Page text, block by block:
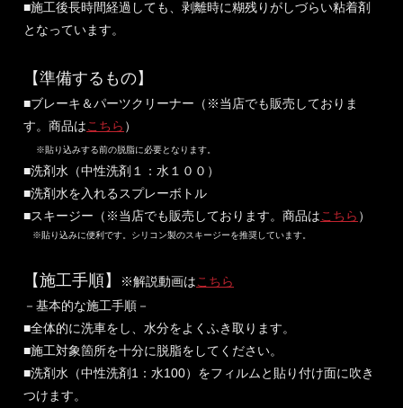
■施工後長時間経過しても、剥離時に糊残りがしづらい粘着剤
となっています。
【準備するもの】
■ブレーキ＆パーツクリーナー（※当店でも販売しておりま
す。商品はこちら ）
※貼り込みする前の脱脂に必要となります。
■洗剤水（中性洗剤１：水１００）
■洗剤水を入れるスプレーボトル
■スキージー（※当店でも販売しております。商品はこちら ）
※貼り込みに便利です。シリコン製のスキージーを推奨しています。
【施工手順】 ※解説動画はこちら
－基本的な施工手順－
■全体的に洗車をし、水分をよくふき取ります。
■施工対象箇所を十分に脱脂をしてください。
■洗剤水（中性洗剤1：水100）をフィルムと貼り付け面に吹き
つけます。